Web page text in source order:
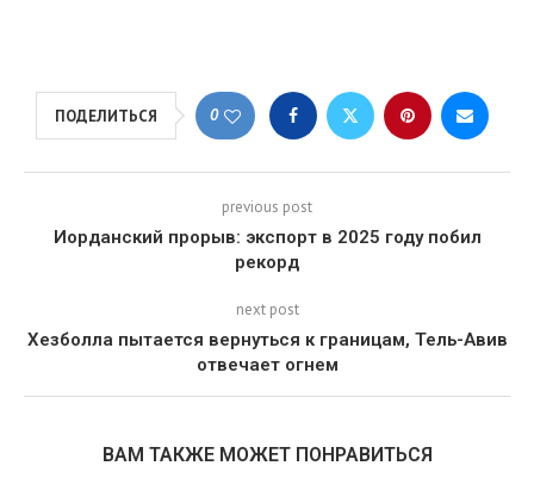
ПОДЕЛИТЬСЯ 0
previous post
Иорданский прорыв: экспорт в 2025 году побил
рекорд
next post
Хезболла пытается вернуться к границам, Тель-Авив
отвечает огнем
ВАМ ТАКЖЕ МОЖЕТ ПОНРАВИТЬСЯ